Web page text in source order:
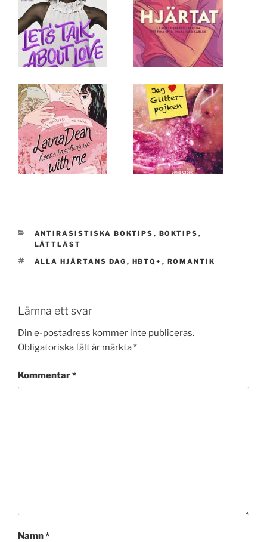
KATEGORIER
ANTIRASISTISKA BOKTIPS , BOKTIPS ,
LÄTTLÄST
TAGGAR
ALLA HJÄRTANS DAG , HBTQ+ , ROMANTIK
Lämna ett svar
Din e-postadress kommer inte publiceras.
Obligatoriska fält är märkta*
Kommentar*
Namn*